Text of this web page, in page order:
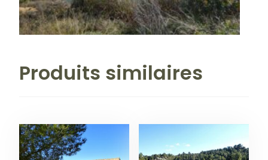
Produits similaires